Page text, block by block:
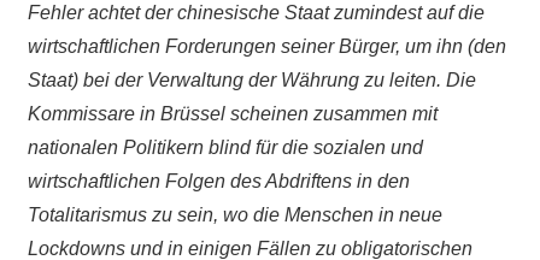
Fehlerachtet der chinesische Staat zumindest auf die
wirtschaftlichen Forderungen seiner Bürger, um ihn (den
Staat)bei der Verwaltung der Währung zu leiten. Die
Kommissare in Brüssel scheinen zusammen mit
nationalen Politikern blind für die sozialen und
wirtschaftlichen Folgen des Abdriftens in den
Totalitarismus zu sein, wo die Menschen in neue
Lockdowns und in einigen Fällen zu obligatorischen